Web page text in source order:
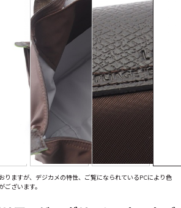
ますが、デジカメの特性、ご覧になられているPCにより色
ざいます。